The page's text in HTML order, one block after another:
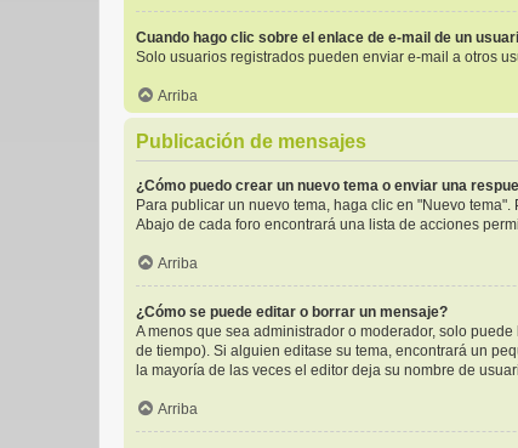
Cuando hago clic sobre el enlace de e-mail de un
Solo usuarios registrados pueden enviar e-mail a otros
Arriba
Publicación de mensajes
¿Cómo puedo crear un nuevo tema o enviar una
Para publicar un nuevo tema, haga clic en "Nuevo
Abajo de cada foro encontrará una lista de acciones
Arriba
¿Cómo se puede editar o borrar un mensaje?
A menos que sea administrador o moderador, solo
de tiempo). Si alguien editase su tema, encontrará un
la mayoría de las veces el editor deja su nombre de
Arriba